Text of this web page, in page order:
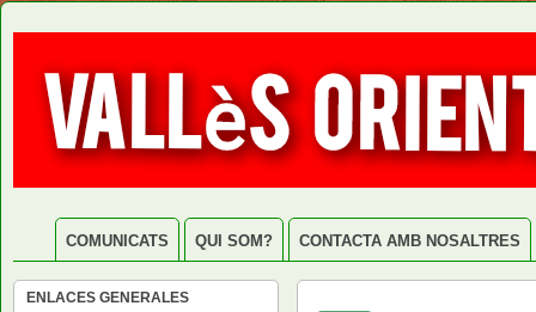
COMUNICATS QUI SOM? CONTACTA AMB NOSALTRES
ENLACES GENERALES